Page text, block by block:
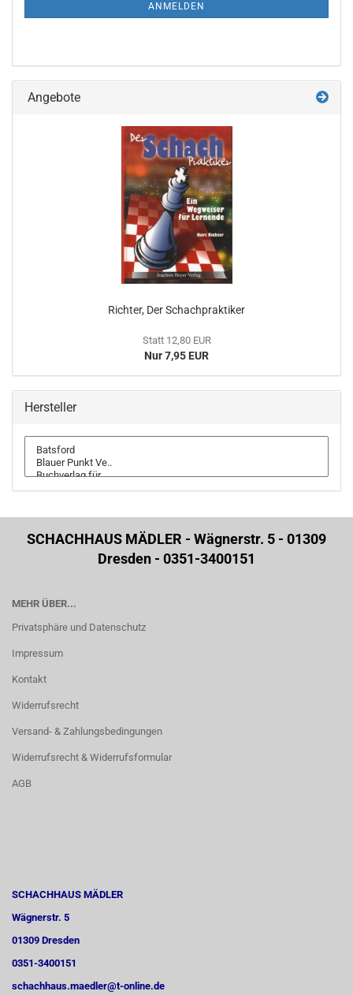
ANMELDEN
Angebote
Richter, Der Schachpraktiker
Statt 12,80 EUR
Nur 7,95 EUR
Hersteller
SCHACHHAUS MÄDLER - Wägnerstr. 5 - 01309
Dresden - 0351-3400151
MEHR ÜBER...
Privatsphäre und Datenschutz
Impressum
Kontakt
Widerrufsrecht
Versand- & Zahlungsbedingungen
Widerrufsrecht & Widerrufsformular
AGB
SCHACHHAUS MÄDLER
Wägnerstr. 5
01309 Dresden
0351-3400151
schachhaus.maedler@t-online.de